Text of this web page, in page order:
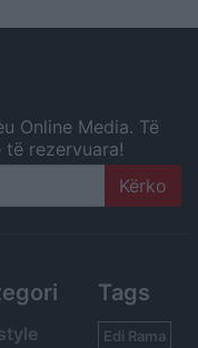
Online Media. Të
rezervuara!
Tags
Edi Rama